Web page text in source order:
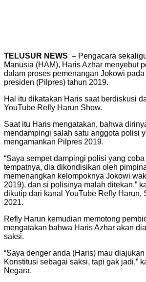
TELUSUR NEWS – Pengacara
Manusia (HAM), Haris Azhar menyebut
dalam proses pemenangan Jokowi
presiden (Pilpres) tahun 2019.
Hal itu dikatakan Haris saat berdiskusi
YouTube Refly Harun Show.
Saat itu Haris mengatakan, bahwa
mendampingi salah satu anggota polisi
mengamankan Pilpres 2019.
“Saya sempet dampingi polisi yang
tempatnya, dia dikondisikan oleh
memenangkan kelompoknya Jokowi
2019), dan si polisinya malah ditekan,”
dikutip dari kanal YouTube Refly Harun,
2021.
Refly Harun kemudian memotong
mengatakan bahwa Haris Azhar akan
saksi.
“Saya denger anda (Haris) mau
Konstitusi sebagai saksi, tapi gak jadi,”
Negara.